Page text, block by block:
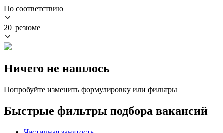
По соответствию
20 резюме
Ничего не нашлось
Попробуйте изменить формулировку или фильтры
Быстрые фильтры подбора вакансий